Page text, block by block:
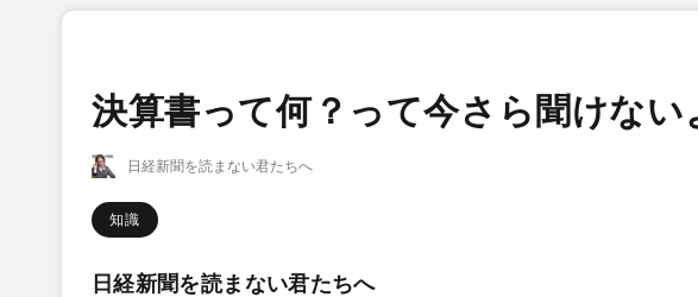
決算書って何？って今さら聞けない
日経新聞を読まない君たちへ
知識
日経新聞を読まない君たちへ